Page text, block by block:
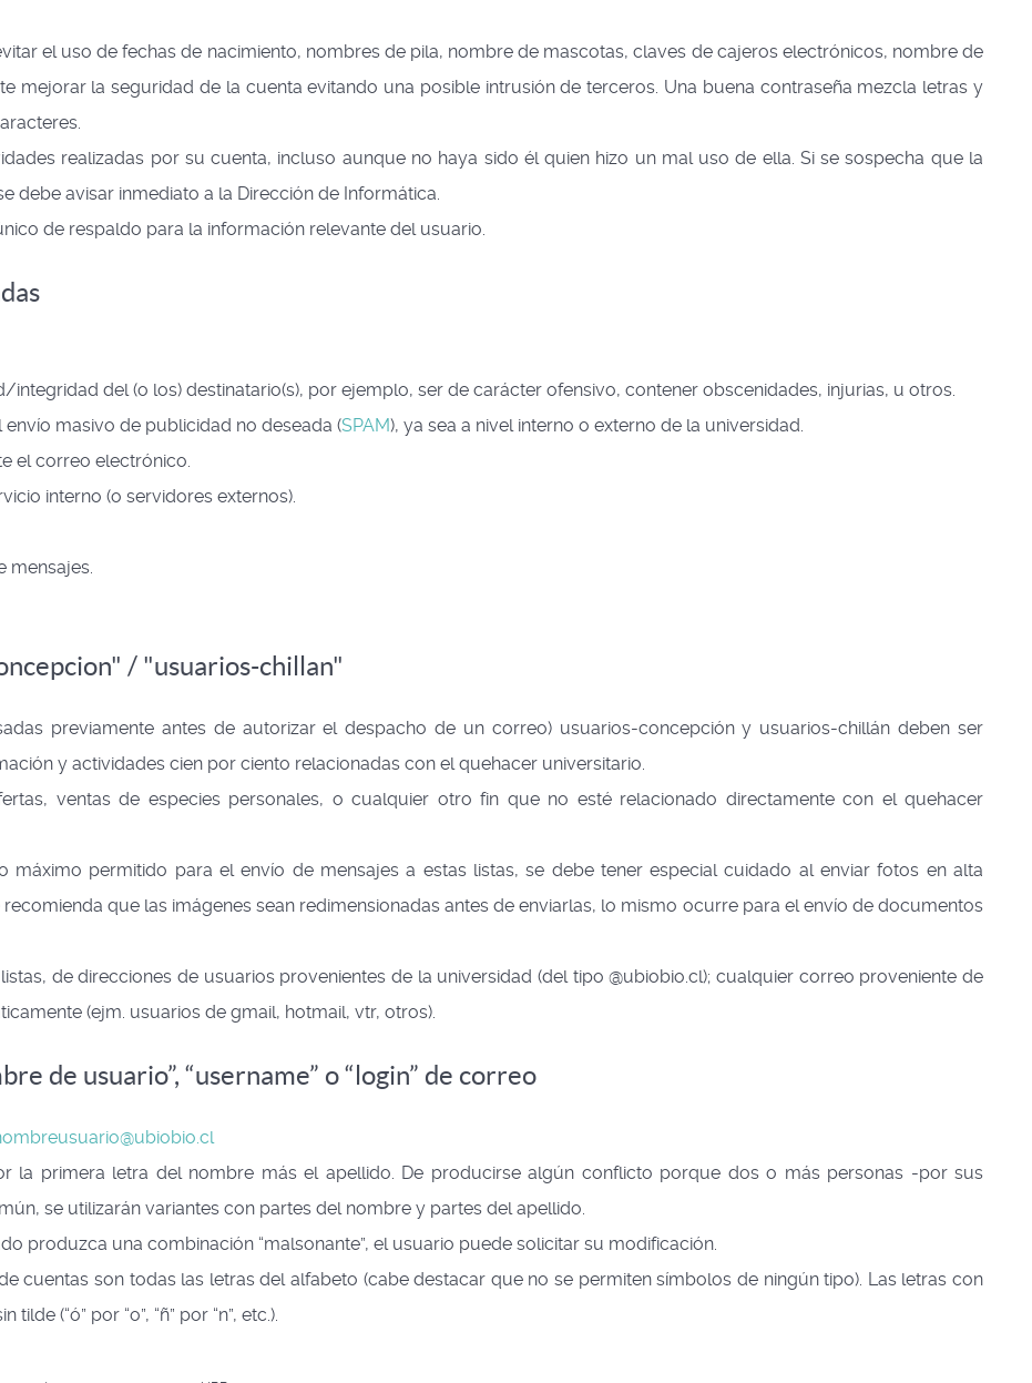
el uso de fechas de nacimiento, nombres de pila, nombre de mascotas, claves de cajeros electrónicos, nombre de
mejorar la seguridad de la cuenta evitando una posible intrusión de terceros. Una buena contraseña mezcla letras y
realizadas por su cuenta, incluso aunque no haya sido él quien hizo un mal uso de ella. Si se sospecha que la
debe avisar inmediato a la Dirección de Informática.
de respaldo para la información relevante del usuario.
del (o los) destinatario(s), por ejemplo, ser de carácter ofensivo, contener obscenidades, injurias, u otros.
masivo de publicidad no deseada (SPAM), ya sea a nivel interno o externo de la universidad.
el correo electrónico.
interno (o servidores externos).
mensajes.
/ "usuarios-chillan"
previamente antes de autorizar el despacho de un correo) usuarios-concepción y usuarios-chillán deben ser
y actividades cien por ciento relacionadas con el quehacer universitario.
ventas de especies personales, o cualquier otro fin que no esté relacionado directamente con el quehacer
permitido para el envío de mensajes a estas listas, se debe tener especial cuidado al enviar fotos en alta
que las imágenes sean redimensionadas antes de enviarlas, lo mismo ocurre para el envío de documentos
de direcciones de usuarios provenientes de la universidad (del tipo @ubiobio.cl); cualquier correo proveniente de
(ejm. usuarios de gmail, hotmail, vtr, otros).
de usuario”, “username” o “login” de correo
la primera letra del nombre más el apellido. De producirse algún conflicto porque dos o más personas -por sus
se utilizarán variantes con partes del nombre y partes del apellido.
produzca una combinación “malsonante”, el usuario puede solicitar su modificación.
cuentas son todas las letras del alfabeto (cabe destacar que no se permiten símbolos de ningún tipo). Las letras con
(“ó” por “o”, “ñ” por “n”, etc.).